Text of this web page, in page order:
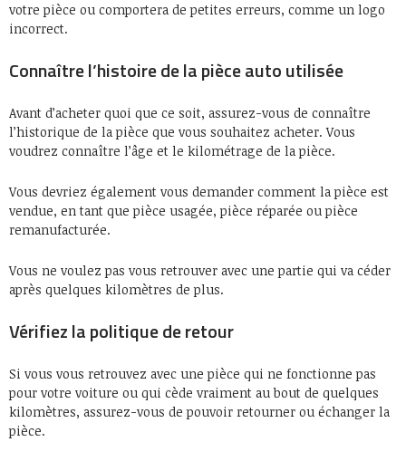
votre pièce ou comportera de petites erreurs, comme un logo
incorrect.
Connaître l’histoire de la pièce auto utilisée
Avant d’acheter quoi que ce soit, assurez-vous de connaître
l’historique de la pièce que vous souhaitez acheter. Vous
voudrez connaître l’âge et le kilométrage de la pièce.
Vous devriez également vous demander comment la pièce est
vendue, en tant que pièce usagée, pièce réparée ou pièce
remanufacturée.
Vous ne voulez pas vous retrouver avec une partie qui va céder
après quelques kilomètres de plus.
Vérifiez la politique de retour
Si vous vous retrouvez avec une pièce qui ne fonctionne pas
pour votre voiture ou qui cède vraiment au bout de quelques
kilomètres, assurez-vous de pouvoir retourner ou échanger la
pièce.